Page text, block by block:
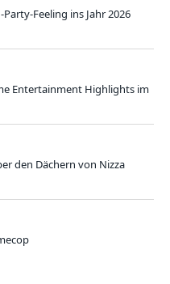
Feeling ins Jahr 2026
Entertainment Highlights im
den Dächern von Nizza